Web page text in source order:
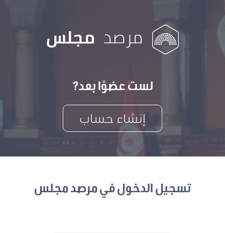
لست عضوًا بعد?
إنشاء حساب
تسجيل الدخول في مرصد مجلس